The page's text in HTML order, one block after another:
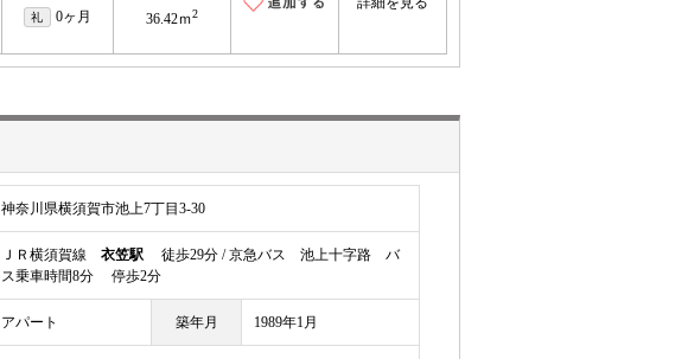
礼 0ヶ月
36.42ｍ2
神奈川県横須賀市池上7丁目3-30
ＪＲ横須賀線 衣笠駅 徒歩29分 / 京急バス 池上十字路 バ
ス乗車時間8分 停歩2分
アパート 築年月 1989年1月